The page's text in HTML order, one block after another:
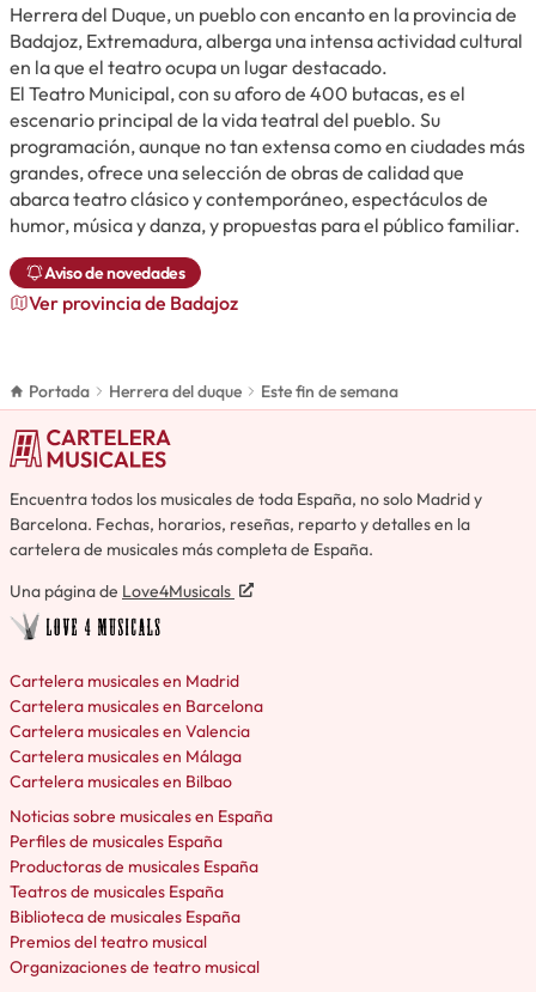
Herrera del Duque, un pueblo con encanto en la provincia de
Badajoz, Extremadura, alberga una intensa actividad cultural
en la que el teatro ocupa un lugar destacado.
El Teatro Municipal, con su aforo de 400 butacas, es el
escenario principal de la vida teatral del pueblo. Su
programación, aunque no tan extensa como en ciudades más
grandes, ofrece una selección de obras de calidad que
abarca teatro clásico y contemporáneo, espectáculos de
humor, música y danza, y propuestas para el público familiar.
Aviso de novedades
Ver provincia de Badajoz
Portada Herrera del duque Este fin de semana
Encuentra todos los musicales de toda España, no solo Madrid y
Barcelona. Fechas, horarios, reseñas, reparto y detalles en la
cartelera de musicales más completa de España.
Una página de Love4Musicals
Cartelera musicales en Madrid
Cartelera musicales en Barcelona
Cartelera musicales en Valencia
Cartelera musicales en Málaga
Cartelera musicales en Bilbao
Noticias sobre musicales en España
Perfiles de musicales España
Productoras de musicales España
Teatros de musicales España
Biblioteca de musicales España
Premios del teatro musical
Organizaciones de teatro musical